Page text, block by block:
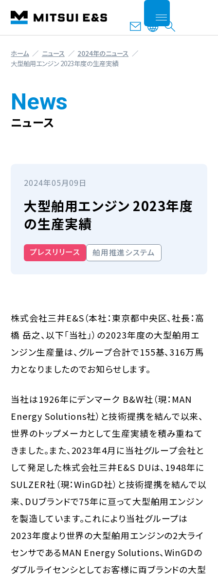
ホーム ニュース
2024年のニュース
大型舶用エンジン 2023年度の生産実績
News
ニュース
2024年05月09日
大型舶用エンジン 2023年度
の生産実績
プレスリリース 舶用推進システム
株式会社三井E&S（本社：東京都中央区、社長：高
橋 岳之、以下「当社」）の2023年度の大型舶用エ
ンジン生産量は、グループ合計で155基、316万馬
力となりましたのでお知らせします。
当社は1926年にデンマーク B&W社（現：MAN
Energy Solutions社）と技術提携を結んで以来、
世界のトップメーカとして生産実績を積み重ねて
きました。また、2023年4月に当社グループ会社と
して発足した株式会社三井E&S DUは、1948年に
SULZER社（現：WinGD社）と技術提携を結んで以
来、DUブランドで75年に亘って大型舶用エンジン
を製造しています。これにより当社グループは
2023年度より世界の大型舶用エンジンの2大ライ
センサであるMAN Energy Solutions、WinGDの
ダブルライセンシとしてお客様に両ブランドの大型